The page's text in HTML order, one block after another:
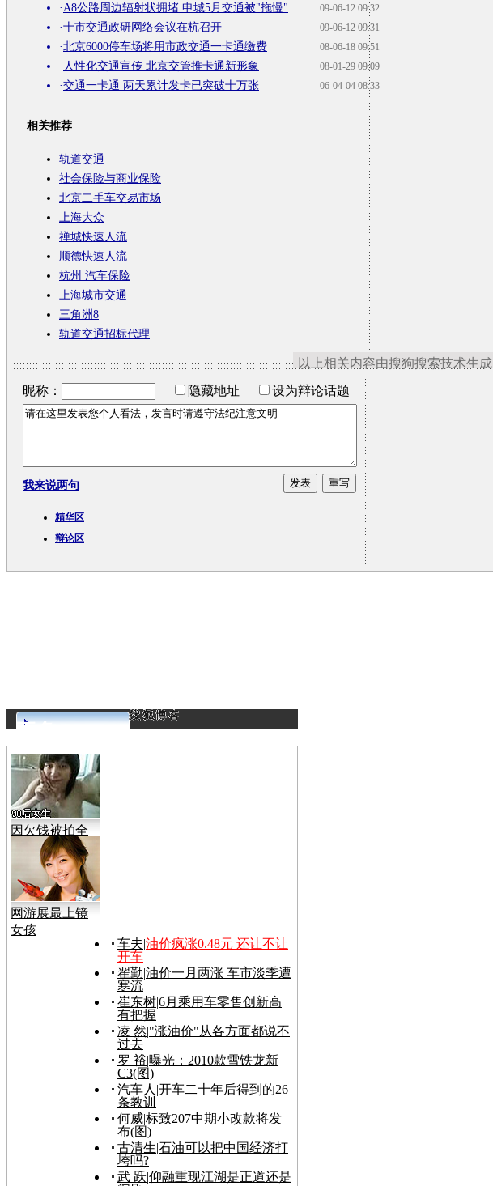
09-06-12 09:32
· A8公路周边辐射状拥堵 申城5月交通被"拖慢"
09-06-12 09:31
·十市交通政研网络会议在杭召开
08-06-18 09:51
·北京6000停车场将用市政交通一卡通缴费
08-01-29 09:09
· 人性化交通宣传 北京交管推卡通新形象
06-04-04 08:33
·交通一卡通 两天累计发卡已突破十万张
相关推荐
轨道交通
社会保险与商业保险
北京二手车交易市场
上海大众
禅城快速人流
顺德快速人流
杭州 汽车保险
上海城市交通
三角洲8
轨道交通招标代理
以上相关内容由搜狗搜索技术生成
昵称：
隐藏地址 设为辩论话题
我来说两句
精华区
辩论区
更多>>
因欠钱被拍全
裸视频
网游展最上镜
女孩
车夫|油价疯涨0.48元 还让不让
开车
翟勤|油价一月两涨 车市淡季遭
寒流
崔东树|6月乘用车零售创新高
有把握
凌 然|"涨油价"从各方面都说不
过去
罗 裕|曝光：2010款雪铁龙新
C3(图)
汽车人 |开车二十年后得到的26
条教训
何威|标致207中期小改款将发
布(图)
古清生|石油可以把中国经济打
垮吗?
武 跃|仰融重现江湖是正道还是